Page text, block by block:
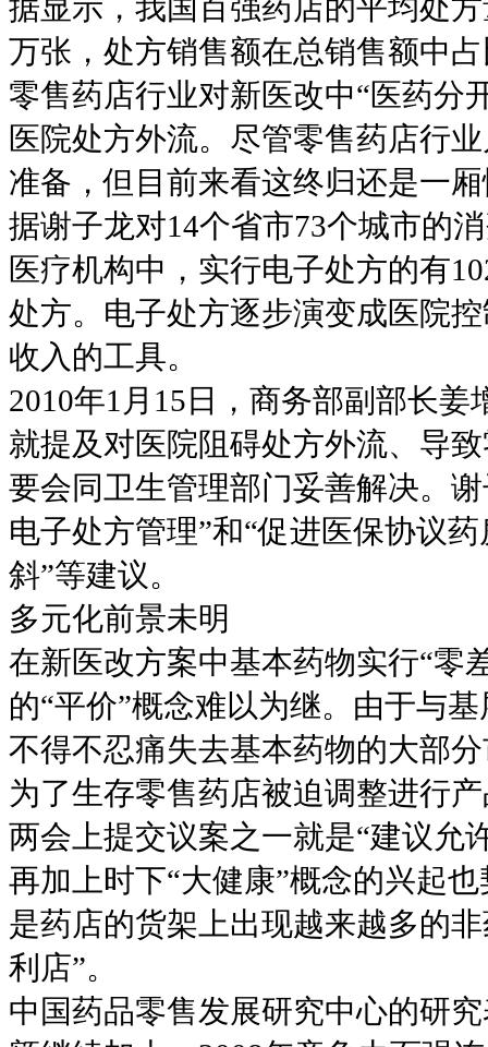
据显示，我国百强药店的平均处
万张，处方销售额在总销售额中
零售药店行业对新医改中“医药分
医院处方外流。尽管零售药店行
准备，但目前来看这终归还是一
据谢子龙对14个省市73个城市的
医疗机构中，实行电子处方的有
处方。电子处方逐步演变成医院
收入的工具。
2010年1月15日，商务部副部长
就提及对医院阻碍处方外流、导
要会同卫生管理部门妥善解决。
电子处方管理”和“促进医保协议
斜”等建议。
多元化前景未明
在新医改方案中基本药物实行“零
的“平价”概念难以为继。由于与
不得不忍痛失去基本药物的大部
为了生存零售药店被迫调整进行
两会上提交议案之一就是“建议允
再加上时下“大健康”概念的兴起
是药店的货架上出现越来越多的
利店”。
中国药品零售发展研究中心的研